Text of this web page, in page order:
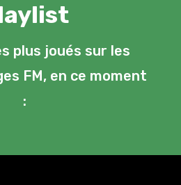
plus joués sur les
FM, en ce moment
: